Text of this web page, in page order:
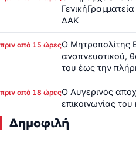
ΔΑΚ
πριν από 15 ώρεςΟ Μητροπολίτης
αναπνευστικού,
του έως την
πριν από 18 ώρεςΟ Αυγερινός
επικοινωνίας
Δημοφιλή